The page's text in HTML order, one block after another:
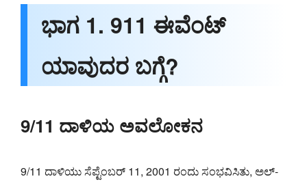
ಭಾಗ 1. 911 ಈವೆಂಟ್
ಯಾವುದರ ಬಗ್ಗೆ?
9/11 ದಾಳಿಯ ಅವಲೋಕನ
9/11 ದಾಳಿಯು ಸೆಪ್ಟೆಂಬರ್ 11, 2001 ರಂದು ಸಂಭವಿಸಿತು, ಅಲ್-